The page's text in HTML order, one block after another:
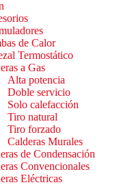
de Calor
Termostático
a Gas
Alta potencia
Doble servicio
Solo calefacción
Tiro natural
Tiro forzado
Calderas Murales
de Condensación
Convencionales
Eléctricas